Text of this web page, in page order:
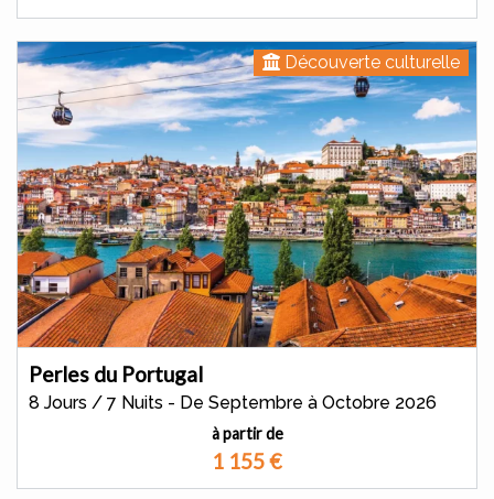
Découverte culturelle
Perles du Portugal
8 Jours / 7 Nuits - De Septembre à Octobre 2026
à partir de
1 155€